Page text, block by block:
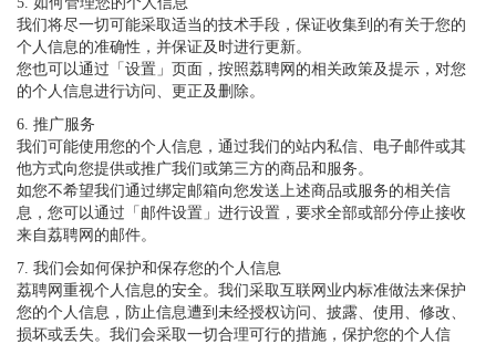
我们将尽一切可能采取适当的技术手段，保证收集到的有关于您的
个人信息的准确性，并保证及时进行更新。
您也可以通过「设置」页面，按照荔聘网的相关政策及提示，对您
的个人信息进行访问、更正及删除。
6. 推广服务
我们可能使用您的个人信息，通过我们的站内私信、电子邮件或其
他方式向您提供或推广我们或第三方的商品和服务。
如您不希望我们通过绑定邮箱向您发送上述商品或服务的相关信
息，您可以通过「邮件设置」进行设置，要求全部或部分停止接收
来自荔聘网的邮件。
7. 我们会如何保护和保存您的个人信息
荔聘网重视个人信息的安全。我们采取互联网业内标准做法来保护
您的个人信息，防止信息遭到未经授权访问、披露、使用、修改、
损坏或丢失。我们会采取一切合理可行的措施，保护您的个人信